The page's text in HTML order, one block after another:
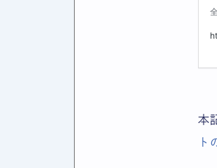
本
ト